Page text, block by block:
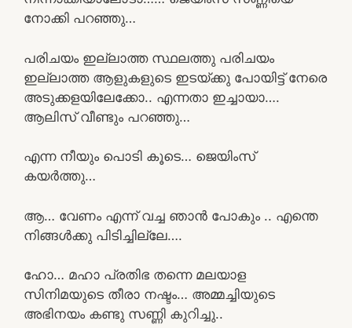
നോക്കി പറഞ്ഞു…
പരിചയം ഇല്ലാത്ത സ്ഥലത്തു പരിചയം
ഇല്ലാത്ത ആളുകളുടെ ഇടയ്ക്കു പോയിട്ട് നേരെ
അടുക്കളയിലേക്കോ.. എന്നതാ ഇച്ചായാ….
ആലിസ് വീണ്ടും പറഞ്ഞു…
എന്ന നീയും പൊടി കൂടെ… ജെയിംസ്
കയർത്തു…
ആ… വേണം എന്ന് വച്ച ഞാൻ പോകും .. എന്തെ
നിങ്ങൾക്കു പിടിച്ചില്ലേ….
ഹോ… മഹാ പ്രതിഭ തന്നെ മലയാള
സിനിമയുടെ തീരാ നഷ്ടം… അമ്മച്ചിയുടെ
അഭിനയം കണ്ടു സണ്ണി കുറിച്ചു..